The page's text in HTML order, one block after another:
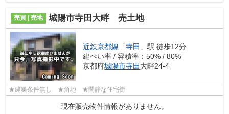
売買 | 売地 城陽市寺田大畔 売土地
近鉄京都線 「寺田 」駅 徒歩12分
建ぺい率 / 容積率：50% / 80%
京都府城陽市寺田 大畔24-4
★建築条件無し ★角地 ★閑静な住宅街
現在販売物件情報がありません。